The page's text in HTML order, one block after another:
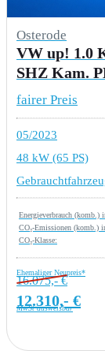
Osterode
VW up! 1.0
SHZ Kam.
fairer Preis
05/2023
48 kW (65 PS)
Energieverbrauch (komb.)
CO₂-Emissionen (komb.)
CO₂-Klasse:
Ehemaliger Neupreis*
16.075,- €
12.310,- €
MwSt ausweisbar